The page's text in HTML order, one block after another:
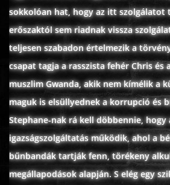
sokkolóan hat, hogy az itt szolgálatot
erőszaktól sem riadnak vissza
teljesen szabadon értelmezik a
csapat tagja a rasszista fehér Chris és
muszlim Gwanda, akik nem kímélik a
maguk is elsüllyednek a korrupció és
Stephane-nak rá kell döbbennie,
igazságszolgáltatás működik, ahol a
bűnbandák tartják fenn, törékeny
megállapodások alapján. S elég egy